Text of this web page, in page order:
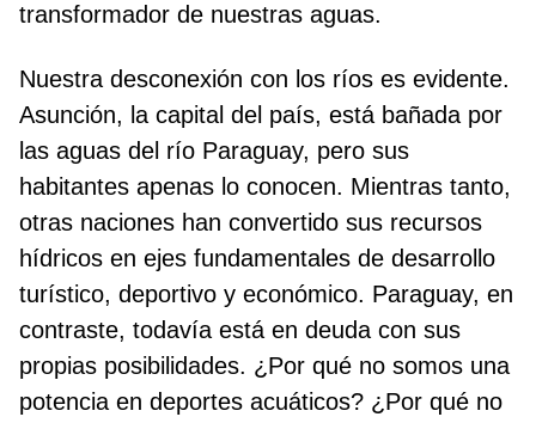
transformador de nuestras aguas.
Nuestra desconexión con los ríos es evidente.
Asunción, la capital del país, está bañada por
las aguas del río Paraguay, pero sus
habitantes apenas lo conocen. Mientras tanto,
otras naciones han convertido sus recursos
hídricos en ejes fundamentales de desarrollo
turístico, deportivo y económico. Paraguay, en
contraste, todavía está en deuda con sus
propias posibilidades. ¿Por qué no somos una
potencia en deportes acuáticos? ¿Por qué no